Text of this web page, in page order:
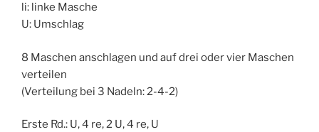
li: linke Masche
U: Umschlag
8 Maschen anschlagen und auf drei oder vier Maschen
verteilen
(Verteilung bei 3 Nadeln: 2-4-2)
Erste Rd.: U, 4 re, 2 U, 4 re, U